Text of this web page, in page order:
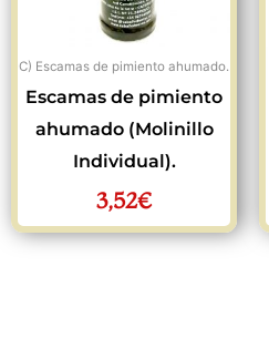
C) Escamas de pimiento ahumado.
Escamas de pimiento
ahumado (Molinillo
Individual).
3,52€